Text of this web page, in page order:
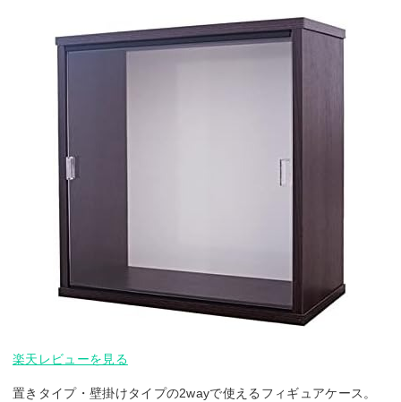
楽天レビューを見る
置きタイプ・壁掛けタイプの2wayで使えるフィギュアケース。